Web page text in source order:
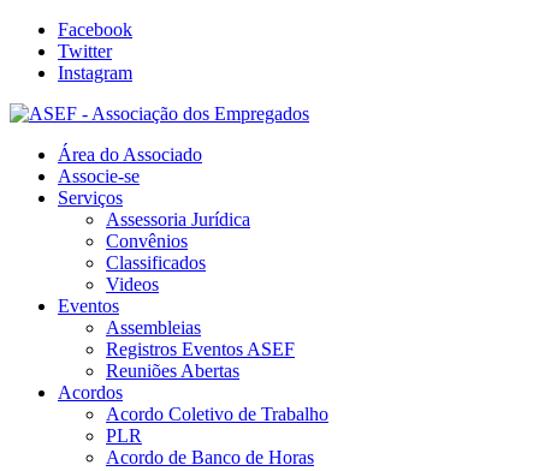
Facebook
Twitter
Instagram
Área do Associado
Associe-se
Serviços
Assessoria Jurídica
Convênios
Classificados
Videos
Eventos
Assembleias
Registros Eventos ASEF
Reuniões Abertas
Acordos
Acordo Coletivo de Trabalho
PLR
Acordo de Banco de Horas